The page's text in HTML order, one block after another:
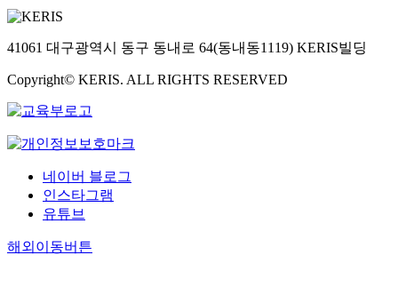
41061 대구광역시 동구 동내로 64(동내동1119) KERIS빌딩
Copyright© KERIS. ALL RIGHTS RESERVED
네이버 블로그
인스타그램
유튜브
해외이동버튼